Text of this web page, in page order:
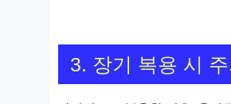
3. 장기 복용 시